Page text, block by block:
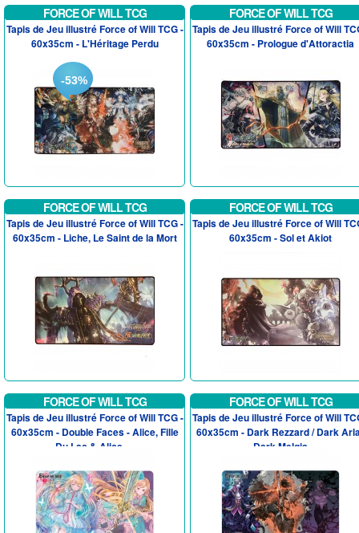
FORCE OF WILL TCG
Tapis de Jeu illustré Force of Will TCG -
60x35cm - L'Héritage Perdu
-53%
FORCE OF WILL TCG
Tapis de Jeu illustré Force of Will
60x35cm - Prologue d'Attoractia
FORCE OF WILL TCG
Tapis de Jeu illustré Force of Will TCG -
60x35cm - Liche, Le Saint de la Mort
FORCE OF WILL TCG
Tapis de Jeu illustré Force of Will
60x35cm - Sol et Akiot
FORCE OF WILL TCG
Tapis de Jeu illustré Force of Will TCG -
60x35cm - Double Faces - Alice, Fille
Du Lac & Alice, ...
FORCE OF WILL TCG
Tapis de Jeu illustré Force of Will
60x35cm - Dark Rezzard / Dark
Dark Melgis